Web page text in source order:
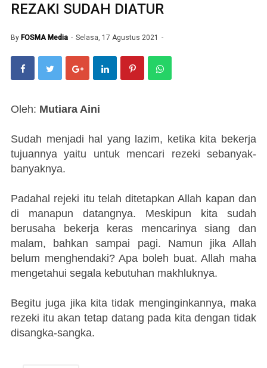
REZAKI SUDAH DIATUR
By FOSMA Media Selasa, 17 Agustus 2021
Oleh: Mutiara Aini
Sudah menjadi hal yang lazim, ketika kita bekerja
tujuannya yaitu untuk mencari rezeki sebanyak-
banyaknya.
Padahal rejeki itu telah ditetapkan Allah kapan dan
di manapun datangnya. Meskipun kita sudah
berusaha bekerja keras mencarinya siang dan
malam, bahkan sampai pagi. Namun jika Allah
belum menghendaki? Apa boleh buat. Allah maha
mengetahui segala kebutuhan makhluknya.
Begitu juga jika kita tidak menginginkannya, maka
rezeki itu akan tetap datang pada kita dengan tidak
disangka-sangka.